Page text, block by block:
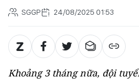
SGGP 24/08/2025 01:53
Khoảng 3 tháng nữa, đội